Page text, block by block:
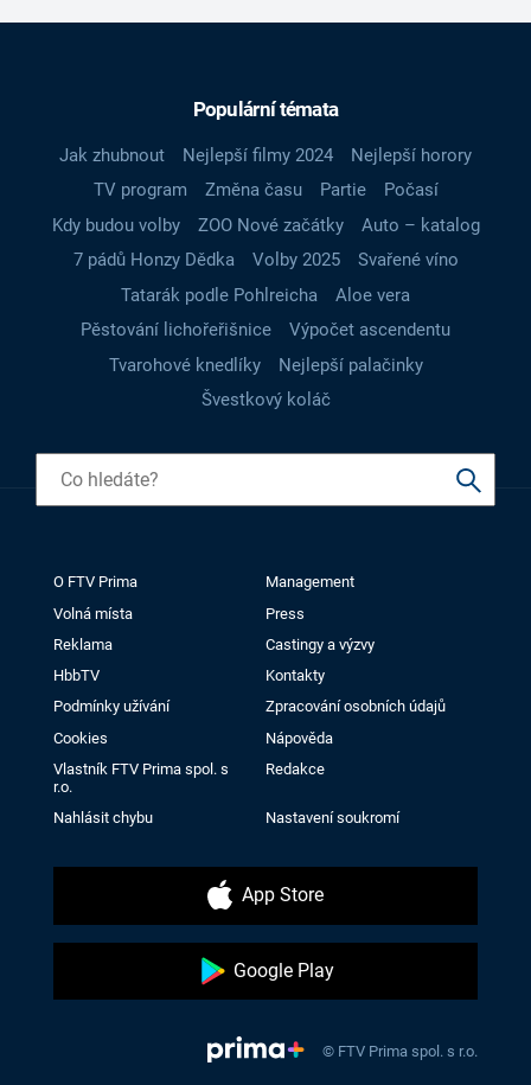
Populární témata
Jak zhubnout Nejlepší filmy 2024
Nejlepší horory
TV program
Změna času Partie
Počasí
Kdy budou volby
ZOO Nové začátky
Auto – katalog
7 pádů Honzy Dědka
Volby 2025
Svařené víno
Tatarák podle Pohlreicha
Aloe vera
Pěstování lichořeřišnice
Výpočet ascendentu
Tvarohové knedlíky
Nejlepší palačinky
Švestkový koláč
O FTV Prima
Management
Volná místa
Press
Reklama
Castingy a výzvy
HbbTV
Kontakty
Podmínky užívání
Zpracování osobních údajů
Cookies
Nápověda
Vlastník FTV Prima spol. s
r.o.
Redakce
Nahlásit chybu Nastavení soukromí
App Store
Google Play
© FTV Prima spol. s r.o.